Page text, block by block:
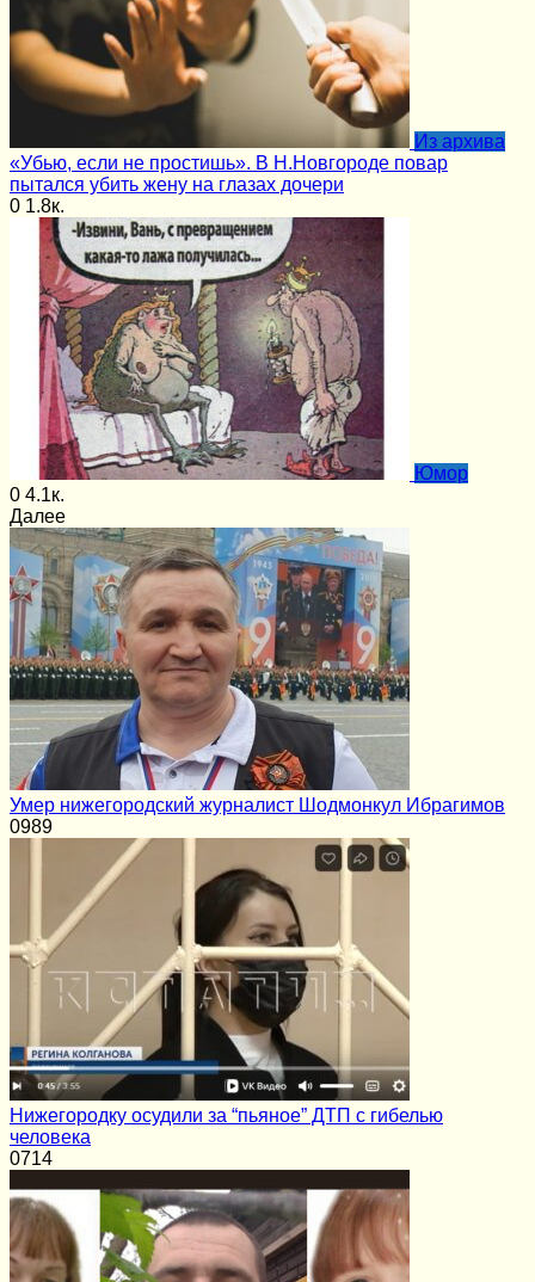
Из архива
«Убью, если не простишь». В Н.Новгороде повар
пытался убить жену на глазах дочери
0 1.8к.
Юмор
0 4.1к.
Далее
Умер нижегородский журналист Шодмонкул Ибрагимов
0989
Нижегородку осудили за “пьяное” ДТП с гибелью
человека
0714